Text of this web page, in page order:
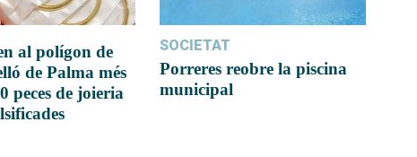
al polígon de
de Palma més
peces de joieria
SOCIETAT
Porreres reobre la piscina
municipal